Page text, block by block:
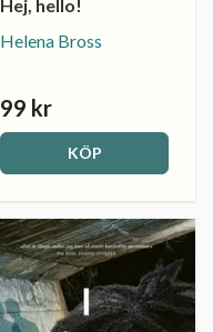
Hej, hello!
Helena Bross
99 kr
KÖP